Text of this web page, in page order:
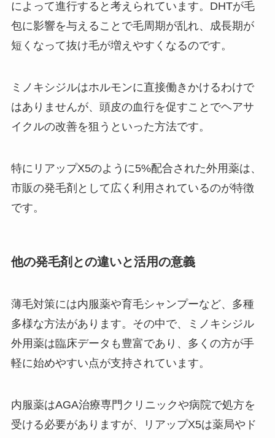
によって進行すると考えられています。DHTが毛
包に影響を与えることで毛周期が乱れ、成長期が
短くなって抜け毛が増えやすくなるのです。
ミノキシジルはホルモンに直接働きかけるわけで
はありませんが、頭皮の血行を促すことでヘアサ
イクルの改善を狙うといった方法です。
特にリアップX5のように5%配合された外用薬は、
市販の発毛剤として広く利用されているのが特徴
です。
他の発毛剤との違いと活用の意義
薄毛対策には内服薬や育毛シャンプーなど、多種
多様な方法があります。その中で、ミノキシジル
外用薬は臨床データも豊富であり、多くの方が手
軽に始めやすい点が支持されています。
内服薬はAGA治療専門クリニックや病院で処方を
受ける必要がありますが、リアップX5は薬局やド